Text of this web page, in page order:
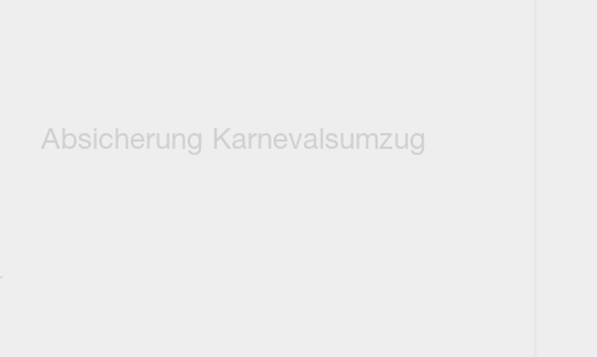
Absicherung Karnevalsumzug